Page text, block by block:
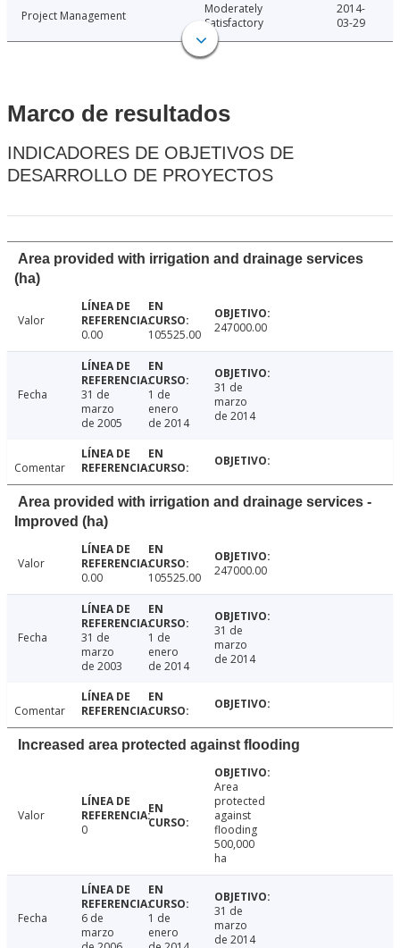
Project Management
Moderately
Satisfactory
2014-
03-29
Marco de resultados
INDICADORES DE OBJETIVOS DE
DESARROLLO DE PROYECTOS
Area provided with irrigation and drainage services
(ha)
Valor
0.00
105525.00 247000.00
Fecha
31 de
marzo
de 2005
1 de
enero
de 2014
31 de
marzo
de 2014
Comentar
Area provided with irrigation and drainage services -
Improved (ha)
Valor
0.00
105525.00 247000.00
Fecha
31 de
marzo
de 2003
1 de
enero
de 2014
31 de
marzo
de 2014
Comentar
Increased area protected against flooding
Valor
0
Area
protected
against
flooding
500,000
ha
Fecha
6 de
marzo
1 de
enero
31 de
marzo
de 2014